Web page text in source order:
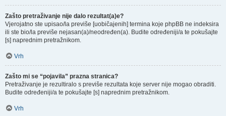
Zašto pretraživanje nije dalo rezultat(a)e?
Vjerojatno ste upisao/la previše [uobičajenih] termina koje phpBB ne indeksira
ili ste bio/la previše nejasan(a)/neodređen(a). Budite određeniji/a te pokušajte
[s] naprednim pretražnikom.
Vrh
Zašto mi se “pojavila” prazna stranica?
Pretraživanje je rezultiralo s previše rezultata koje server nije mogao obraditi.
Budite određeniji/a te pokušajte [s] naprednim pretražnikom.
Vrh